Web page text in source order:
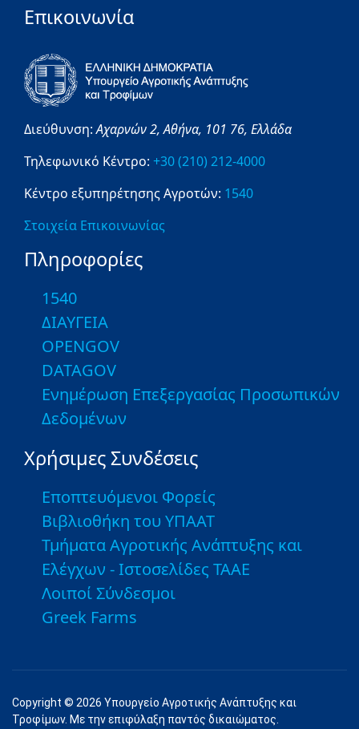
Επικοινωνία
Διεύθυνση:Αχαρνών 2,Αθήνα, 101 76, Ελλάδα
Τηλεφωνικό Κέντρο: +30 (210) 212-4000
Κέντρο εξυπηρέτησης Αγροτών: 1540
Στοιχεία Επικοινωνίας
Πληροφορίες
1540
ΔΙΑΥΓΕΙΑ
OPENGOV
DATAGOV
Ενημέρωση Επεξεργασίας Προσωπικών
Δεδομένων
Χρήσιμες Συνδέσεις
Εποπτευόμενοι Φορείς
Βιβλιοθήκη του ΥΠΑΑΤ
Τμήματα Αγροτικής Ανάπτυξης και
Ελέγχων - Ιστοσελίδες ΤΑΑΕ
Λοιποί Σύνδεσμοι
Greek Farms
Copyright © 2026 Υπουργείο Αγροτικής Ανάπτυξης και
Τροφίμων. Με την επιφύλαξη παντός δικαιώματος.